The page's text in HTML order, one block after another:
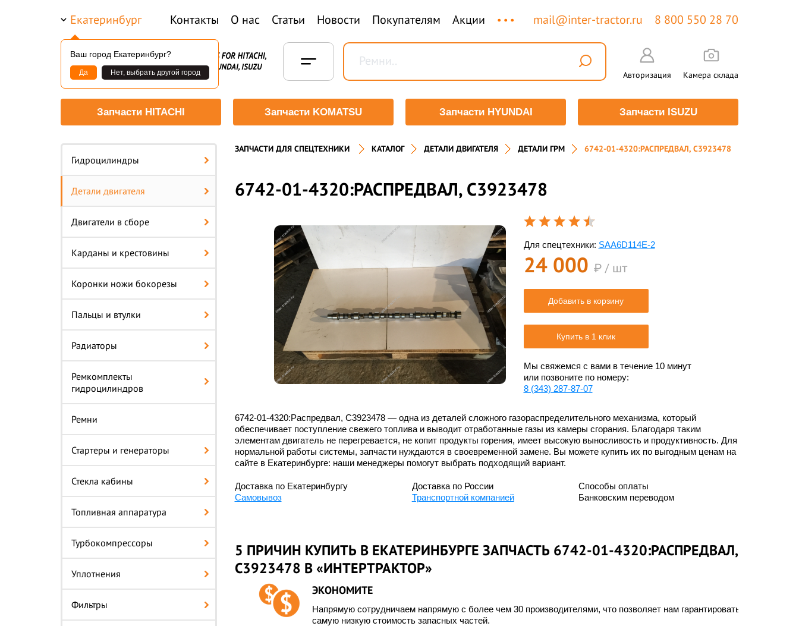
Екатеринбург
Ваш город Екатеринбург?
Да Нет, выбрать другой город
Контакты О нас Статьи Новости Покупателям Акции ... mail@inter-tractor.ru 8 800 550 28 70
Авторизация Камера склада
Запчасти HITACHI Запчасти KOMATSU Запчасти HYUNDAI Запчасти ISUZU
Гидроцилиндры
Детали двигателя
Двигатели в сборе
Карданы и крестовины
Коронки ножи бокорезы
Пальцы и втулки
Радиаторы
Ремкомплекты
гидроцилиндров
Ремни
Стартеры и генераторы
Стекла кабины
Топливная аппаратура
Турбокомпрессоры
Уплотнения
Фильтры
ЗАПЧАСТИ ДЛЯ СПЕЦТЕХНИКИ КАТАЛОГ ДЕТАЛИ ДВИГАТЕЛЯ ДЕТАЛИ ГРМ 6742-01-4320:РАСПРЕДВАЛ, C3923478
6742-01-4320:РАСПРЕДВАЛ, C3923478
Для спецтехники: SAA6D114E-2
24 000 ₽ / шт
Добавить в корзину
Купить в 1 клик
Мы свяжемся с вами в течение 10 минут
или позвоните по номеру:
8 (343) 287-87-07
6742-01-4320:Распредвал, C3923478 — одна из деталей сложного газораспределительного механизма, который
обеспечивает поступление свежего топлива и выводит отработанные газы из камеры сгорания. Благодаря таким
элементам двигатель не перегревается, не копит продукты горения, имеет высокую выносливость и продуктивность. Для
нормальной работы системы, запчасти нуждаются в своевременной замене. Вы можете купить их по выгодным ценам на
сайте в Екатеринбурге: наши менеджеры помогут выбрать подходящий вариант.
Доставка по Екатеринбургу
Самовывоз
Доставка по России
Транспортной компанией
Способы оплаты
Банковским переводом
5 ПРИЧИН КУПИТЬ В ЕКАТЕРИНБУРГЕ ЗАПЧАСТЬ 6742-01-4320:РАСПРЕДВАЛ,
C3923478 В «ИНТЕРТРАКТОР»
ЭКОНОМИТЕ
Напрямую сотрудничаем напрямую с более чем 30 производителями, что позволяет нам гарантировать
самую низкую стоимость запасных частей.